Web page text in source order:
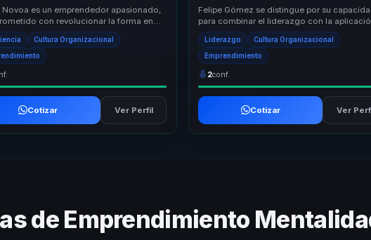
Novoa es un emprendedor apasionado,
con revolucionar la forma en
empresas abordan el negocio y el
soc... Cultura Organizacional
Cotizar Ver Perfil
Felipe Gómez se distingue por su
para combinar el liderazgo con la
práctica de metodologías innovadoras que
transfor...
Liderazgo Cultura Organizacional
Emprendimiento
2conf.
Cotizar Ver
de Emprendimiento